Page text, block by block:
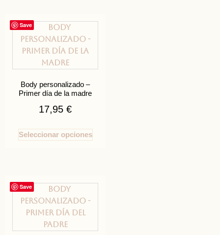
Save
Body personalizado –
Primer día de la madre
17,95€
Seleccionar opciones
Save